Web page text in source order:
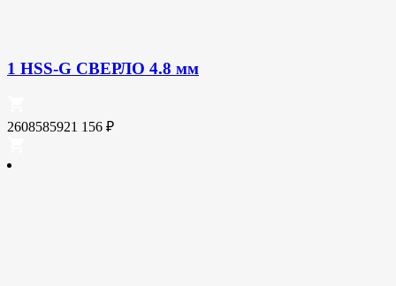
1 HSS-G СВЕРЛО 4.8 мм
2608585921 156 ₽